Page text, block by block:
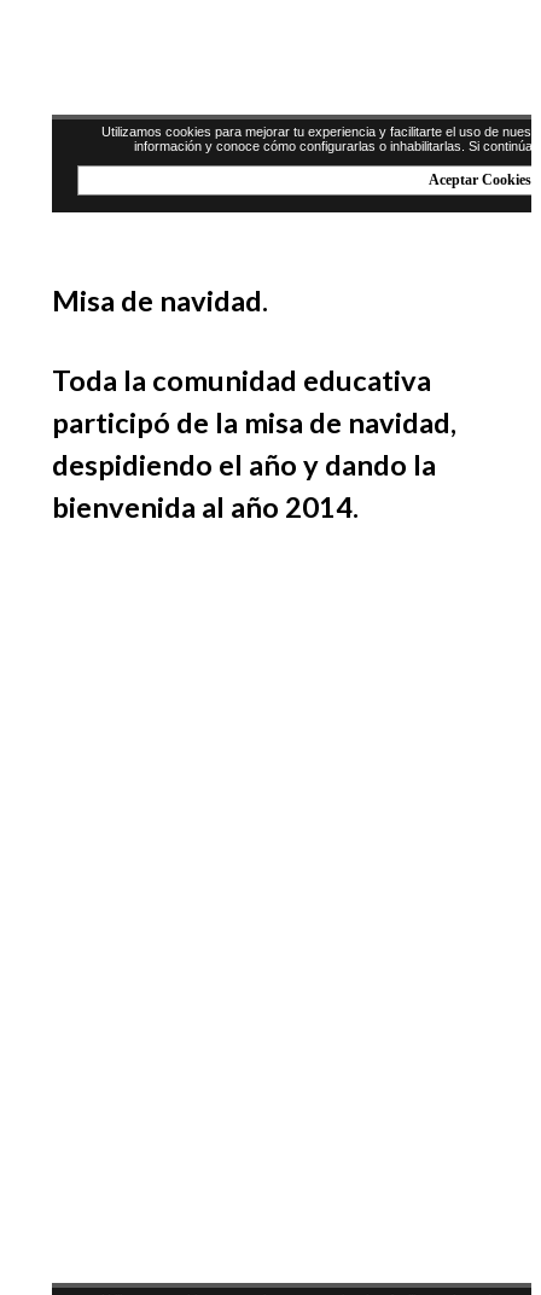
Misa de navidad.
Toda la comunidad educativa
participó de la misa de navidad,
despidiendo el año y dando la
bienvenida al año 2014.